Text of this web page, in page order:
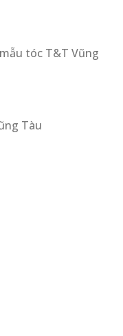
tóc T&T Vũng
Tàu